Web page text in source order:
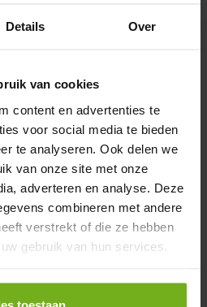
Details Over
van cookies
content en advertenties te
voor social media te bieden
te analyseren. Ook delen we
van onze site met onze
adverteren en analyse. Deze
combineren met andere
verstrekt of die ze hebben
gebruik van hun services.
tips
garen of grillen) komt het vet
Perfect als comfortfood of als
en BBQ-gerechten.
van pure kwaliteit
rechtstreeks van de boer
geproduceerd met respect
conditie, klaar voor gebruik
ingrediënt voor diverse culinaire
toe aan je winkelwagentje en kies
laat het thuisbezorgen met onze